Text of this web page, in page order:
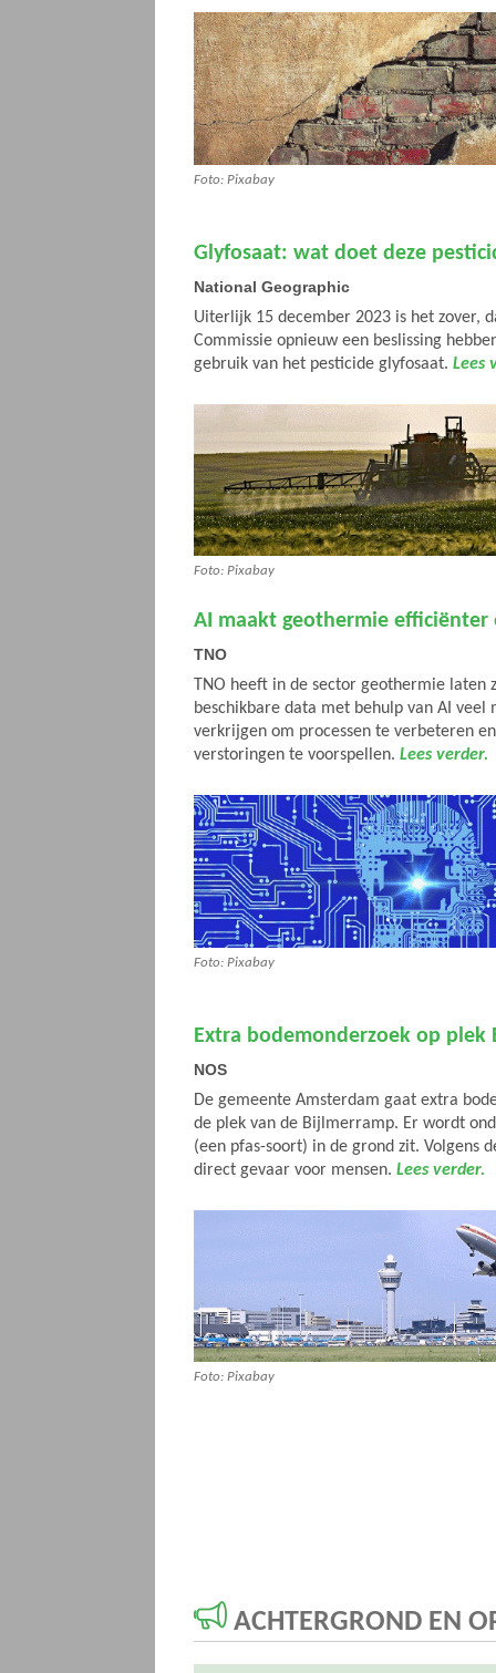
Foto: Pixabay
Glyfosaat: wat doet deze
National Geographic
Uiterlijk 15 december 2023 is het zover,
Commissie opnieuw een beslissing
gebruik van het pesticide glyfosaat. Lees
Foto: Pixabay
AI maakt geothermie efficiënter
TNO
TNO heeft in de sector geothermie laten
beschikbare data met behulp van AI veel
verkrijgen om processen te verbeteren
verstoringen te voorspellen. Lees verder.
Foto: Pixabay
Extra bodemonderzoek op plek
NOS
De gemeente Amsterdam gaat extra
de plek van de Bijlmerramp. Er wordt
(een pfas-soort) in de grond zit. Volgens
direct gevaar voor mensen. Lees verder.
Foto: Pixabay
ACHTERGROND EN